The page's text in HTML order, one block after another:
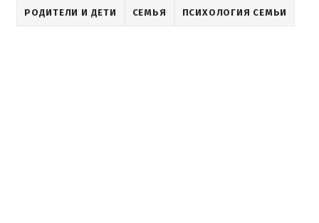
РОДИТЕЛИ И ДЕТИ СЕМЬЯ ПСИХОЛОГИЯ СЕМЬИ